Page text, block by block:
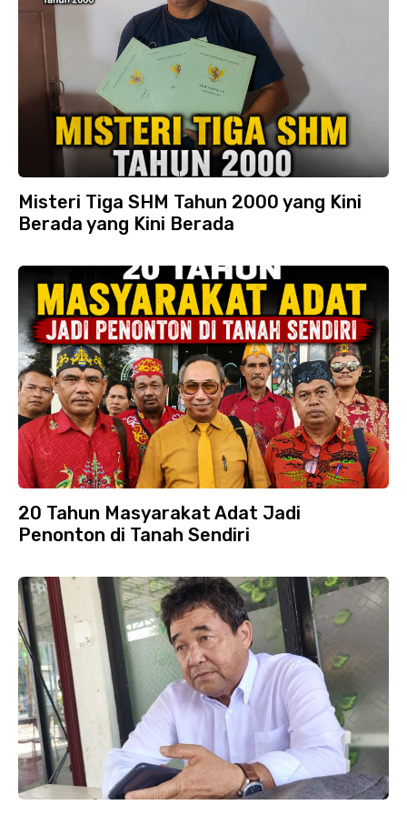
Misteri Tiga SHM Tahun 2000 yang Kini
Berada yang Kini Berada
20 Tahun Masyarakat Adat Jadi
Penonton di Tanah Sendiri